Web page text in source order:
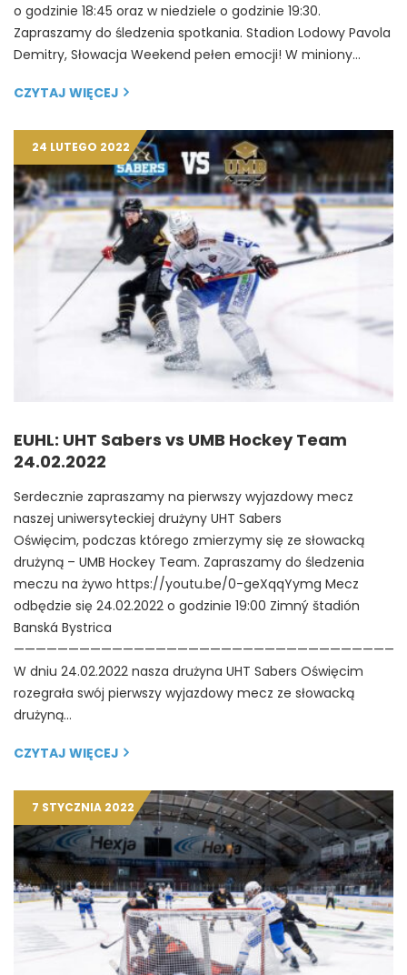
o godzinie 18:45 oraz w niedziele o godzinie 19:30.
Zapraszamy do śledzenia spotkania. Stadion Lodowy Pavola
Demitry, Słowacja Weekend pełen emocji! W miniony…
CZYTAJ WIĘCEJ
24 LUTEGO 2022
EUHL: UHT Sabers vs UMB Hockey Team
24.02.2022
Serdecznie zapraszamy na pierwszy wyjazdowy mecz
naszej uniwersyteckiej drużyny UHT Sabers
Oświęcim, podczas którego zmierzymy się ze słowacką
drużyną – UMB Hockey Team. Zapraszamy do śledzenia
meczu na żywo https://youtu.be/0-geXqqYymg Mecz
odbędzie się 24.02.2022 o godzinie 19:00 Zimný štadión
Banská Bystrica
W dniu 24.02.2022 nasza drużyna UHT Sabers Oświęcim
rozegrała swój pierwszy wyjazdowy mecz ze słowacką
drużyną…
CZYTAJ WIĘCEJ
7 STYCZNIA 2022